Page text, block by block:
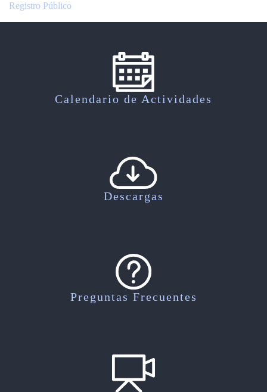
Registro Público
Calendario de Actividades
Descargas
Preguntas Frecuentes